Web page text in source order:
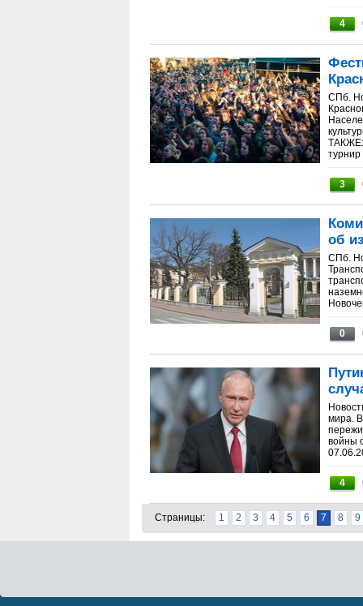
4
СПб.
ТАКЖЕ:
турнир
3
об
СПб.
0
мира.
войны
4
Страницы: 1 2 3 4 5 6 7 8 9